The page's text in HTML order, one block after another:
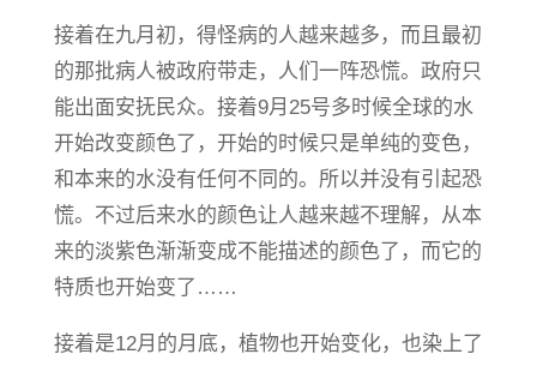
接着在九月初，得怪病的人越来越多，而且最初
的那批病人被政府带走，人们一阵恐慌。政府只
能出面安抚民众。接着9月25号多时候全球的水
开始改变颜色了，开始的时候只是单纯的变色，
和本来的水没有任何不同的。所以并没有引起恐
慌。不过后来水的颜色让人越来越不理解，从本
来的淡紫色渐渐变成不能描述的颜色了，而它的
特质也开始变了……
接着是12月的月底，植物也开始变化，也染上了